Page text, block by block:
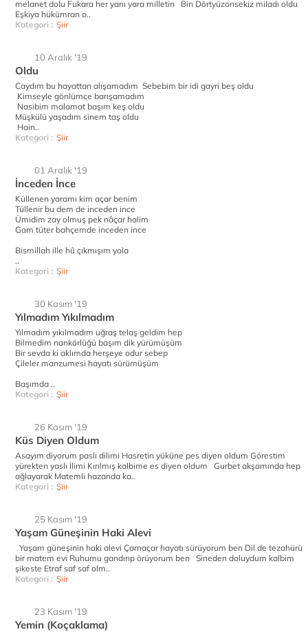
melanet dolu Fukara her yanı yara milletin Bin Dörtyüzonsekiz miladı oldu
Eşkiya hükümran o..
Kategori : Şiir
10 Aralık '19
Oldu
Caydım bu hayattan alışamadım Sebebim bir idi gayri beş oldu
Kimseyle gönlümce barışamadım
Nasibim malamat başım keş oldu
Müşkülü yaşadım sinem taş oldu
Hain..
Kategori : Şiir
01 Aralık '19
İnceden İnce
Küllenen yaramı kim açar benim
Tüllenir bu dem de inceden ince
Ümidim zay olmuş pek nâçar halim
Gam tüter bahçemde inceden ince
Bismillah ille hû çıkmışım yola
..
Kategori : Şiir
30 Kasım '19
Yılmadım Yıkılmadım
Yılmadım yıkılmadım uğraş telaş geldim hep
Bilmedim nankörlüğü başım dik yürümüşüm
Bir sevda ki aklımda herşeye odur sebep
Çileler manzumesi hayatı sürümüşüm
Başımda ..
Kategori : Şiir
26 Kasım '19
Küs Diyen Oldum
Asayım diyorum paslı dilimi Hasretin yüküne pes diyen oldum Görestim
yürekten yaslı İlimi Kırılmış kalbime es diyen oldum Gurbet akşamında hep
ağlayarak Matemli hazanda ka..
Kategori : Şiir
25 Kasım '19
Yaşam Güneşinin Haki Alevi
Yaşam güneşinin haki alevi Çarnaçar hayatı sürüyorum ben Dil de tezahürü
bir matem evi Ruhumu gandırıp örüyorum ben Sineden doluydum kalbim
şikeste Etraf saf saf olm..
Kategori : Şiir
23 Kasım '19
Yemin (Koçaklama)